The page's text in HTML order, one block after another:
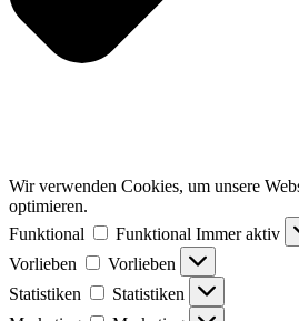
Wir verwenden Cookies, um unsere
optimieren.
Funktional
Funktional Immer aktiv
Vorlieben
Vorlieben
Statistiken
Statistiken